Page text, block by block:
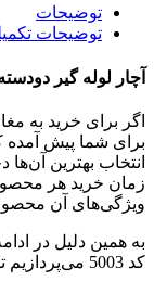
توضیحات
توضیحات
آچار لوله گیر دودسته 1 اینچ نووا کد
اگر برای خرید به
برای شما پیش آمده
انتخاب بهترین
زمان خرید هر
ویژگی‌های آن
کد 5003 می‌پردازیم تا با ویژگی‌های یک ابزار حرفه‌ای آشنا شوید.